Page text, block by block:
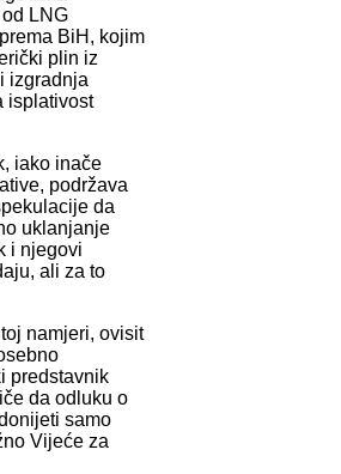
LNG
BiH, kojim
plin iz
izgradnja
isplativost
iako inače
podržava
da
uklanjanje
i njegovi
ali za to
namjeri, ovisit
predstavnik
da odluku o
samo
Vijeće za